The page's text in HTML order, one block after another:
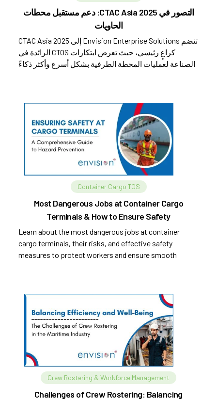
التصور في CTAC Asia 2025: دعم مستقبل محطات
الحاويات
تنضم Envision Enterprise Solutions إلى CTAC Asia 2025
كراعٍ رئيسي، حيث تعرض ابتكارات CTOS الرائدة في
الصناعة لعمليات المحطة الطرفية بشكل أسرع وأكثر ذكاءً
Container Cargo TOS
Most Dangerous Jobs at Container Cargo
Terminals & How to Ensure Safety
Learn about the most dangerous jobs at container
cargo terminals, their risks, and effective safety
measures to protect workers and ensure smooth
Crew Rostering & Workforce Management
Challenges of Crew Rostering: Balancing